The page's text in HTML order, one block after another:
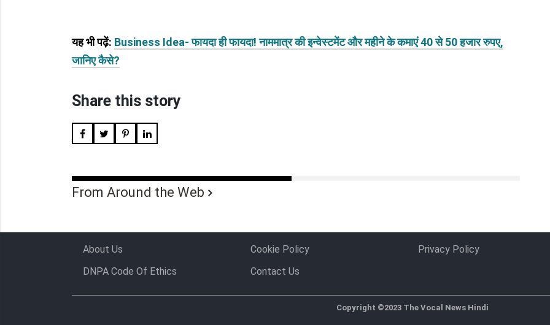
यह भी पढ़ें: Business Idea- फायदा ही फायदा! नाममात्र की इन्वेस्टमेंट और महीने के कमाएं 40 से 50 हजार रुपए,
जानिए कैसे?
Share this story
From Around the Web
About Us Cookie Policy Privacy Policy
DNPA Code Of Ethics
Contact Us
Copyright ©2023 The Vocal News Hindi